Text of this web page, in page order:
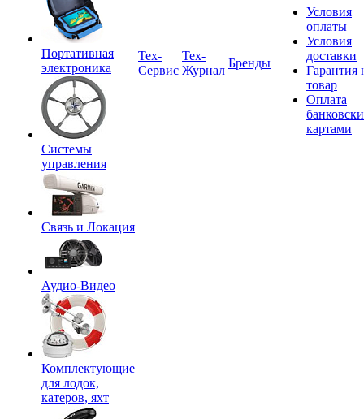
Портативная
электроника
Системы
управления
Связь и Локация
Аудио-Видео
Комплектующие
для лодок,
катеров, яхт
Tex-
Сервис
Тех-
Журнал
Бренды
Условия
оплаты
Условия
доставки
Гарантия
товар
Оплата
картами